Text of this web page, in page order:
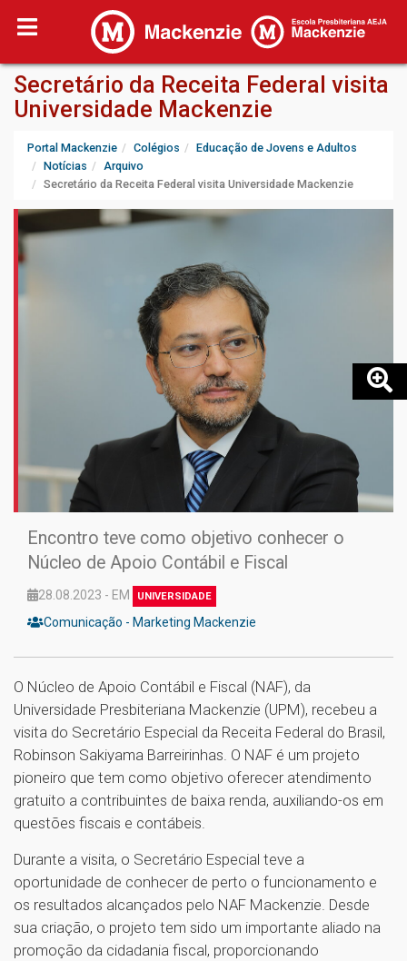
Secretário da Receita Federal visita
Universidade Mackenzie
Portal Mackenzie Colégios
Educação de Jovens e Adultos
Notícias
Arquivo
Secretário da Receita Federal visita Universidade Mackenzie
Encontro teve como objetivo conhecer o
Núcleo de Apoio Contábil e Fiscal
28.08.2023 - EM UNIVERSIDADE
Comunicação - Marketing Mackenzie
O Núcleo de Apoio Contábil e Fiscal (NAF), da
Universidade Presbiteriana Mackenzie (UPM), recebeu a
visita do Secretário Especial da Receita Federal do Brasil,
Robinson Sakiyama Barreirinhas. O NAF é um projeto
pioneiro que tem como objetivo oferecer atendimento
gratuito a contribuintes de baixa renda, auxiliando-os em
questões fiscais e contábeis.
Durante a visita, o Secretário Especial teve a
oportunidade de conhecer de perto o funcionamento e
os resultados alcançados pelo NAF Mackenzie. Desde
sua criação, o projeto tem sido um importante aliado na
promoção da cidadania fiscal, proporcionando